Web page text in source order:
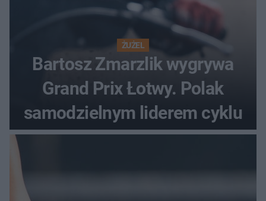
ŻUŻEL
Bartosz Zmarzlik wygrywa
Grand Prix Łotwy. Polak
samodzielnym liderem cyklu